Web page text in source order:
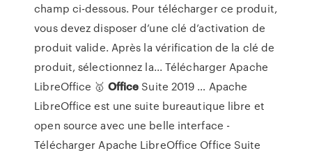
champ ci-dessous. Pour télécharger ce produit,
vous devez disposer d’une clé d’activation de
produit valide. Après la vérification de la clé de
produit, sélectionnez la... Télécharger Apache
LibreOffice 🥇 Office Suite 2019 … Apache
LibreOffice est une suite bureautique libre et
open source avec une belle interface -
Télécharger Apache LibreOffice Office Suite